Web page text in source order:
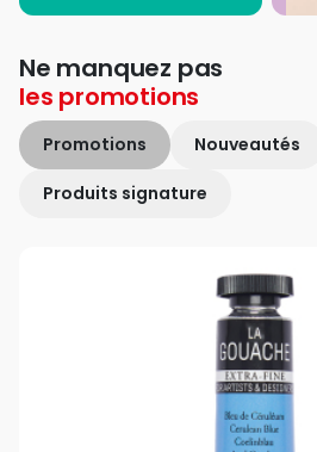
Ne manquez pas
les promotions
Promotions Nouveautés
Produits signature